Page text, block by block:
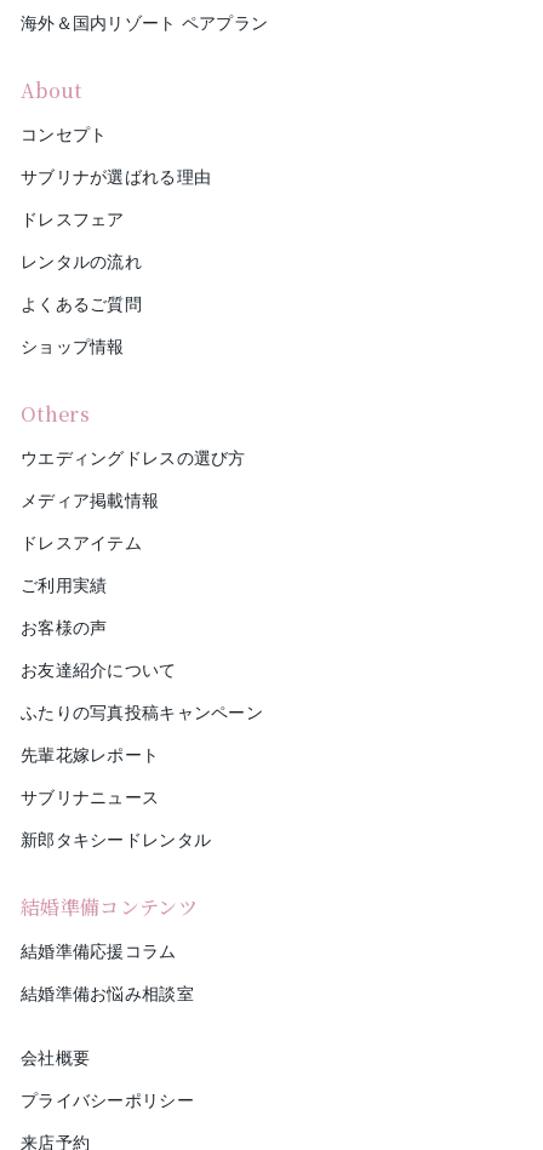
海外＆国内リゾート ペアプラン
About
コンセプト
サブリナが選ばれる理由
ドレスフェア
レンタルの流れ
よくあるご質問
ショップ情報
Others
ウエディングドレスの選び方
メディア掲載情報
ドレスアイテム
ご利用実績
お客様の声
お友達紹介について
ふたりの写真投稿キャンペーン
先輩花嫁レポート
サブリナニュース
新郎タキシードレンタル
結婚準備コンテンツ
結婚準備応援コラム
結婚準備お悩み相談室
会社概要
プライバシーポリシー
来店予約